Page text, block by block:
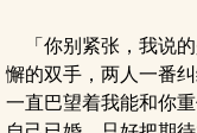
「你别紧张，我说的
懈的双手，两人一番
一直巴望着我能和你